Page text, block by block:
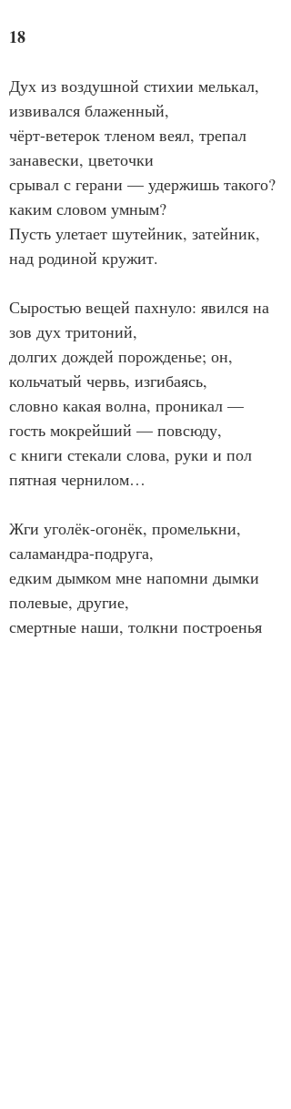
18
Дух из воздушной стихии мелькал,
извивался блаженный,
чёрт-ветерок тленом веял, трепал
занавески, цветочки
срывал с герани — удержишь такого?
каким словом умным?
Пусть улетает шутейник, затейник,
над родиной кружит.
Сыростью вещей пахнуло: явился на
зов дух тритоний,
долгих дождей порожденье; он,
кольчатый червь, изгибаясь,
словно какая волна, проникал —
гость мокрейший — повсюду,
с книги стекали слова, руки и пол
пятная чернилом…
Жги уголёк-огонёк, промелькни,
саламандра-подруга,
едким дымком мне напомни дымки
полевые, другие,
смертные наши, толкни построенья